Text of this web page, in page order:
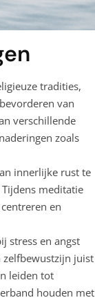
tradities,
van
verschillende
zoals
innerlijke rust te
meditatie
en
stress en angst
juist
leiden tot
houden met